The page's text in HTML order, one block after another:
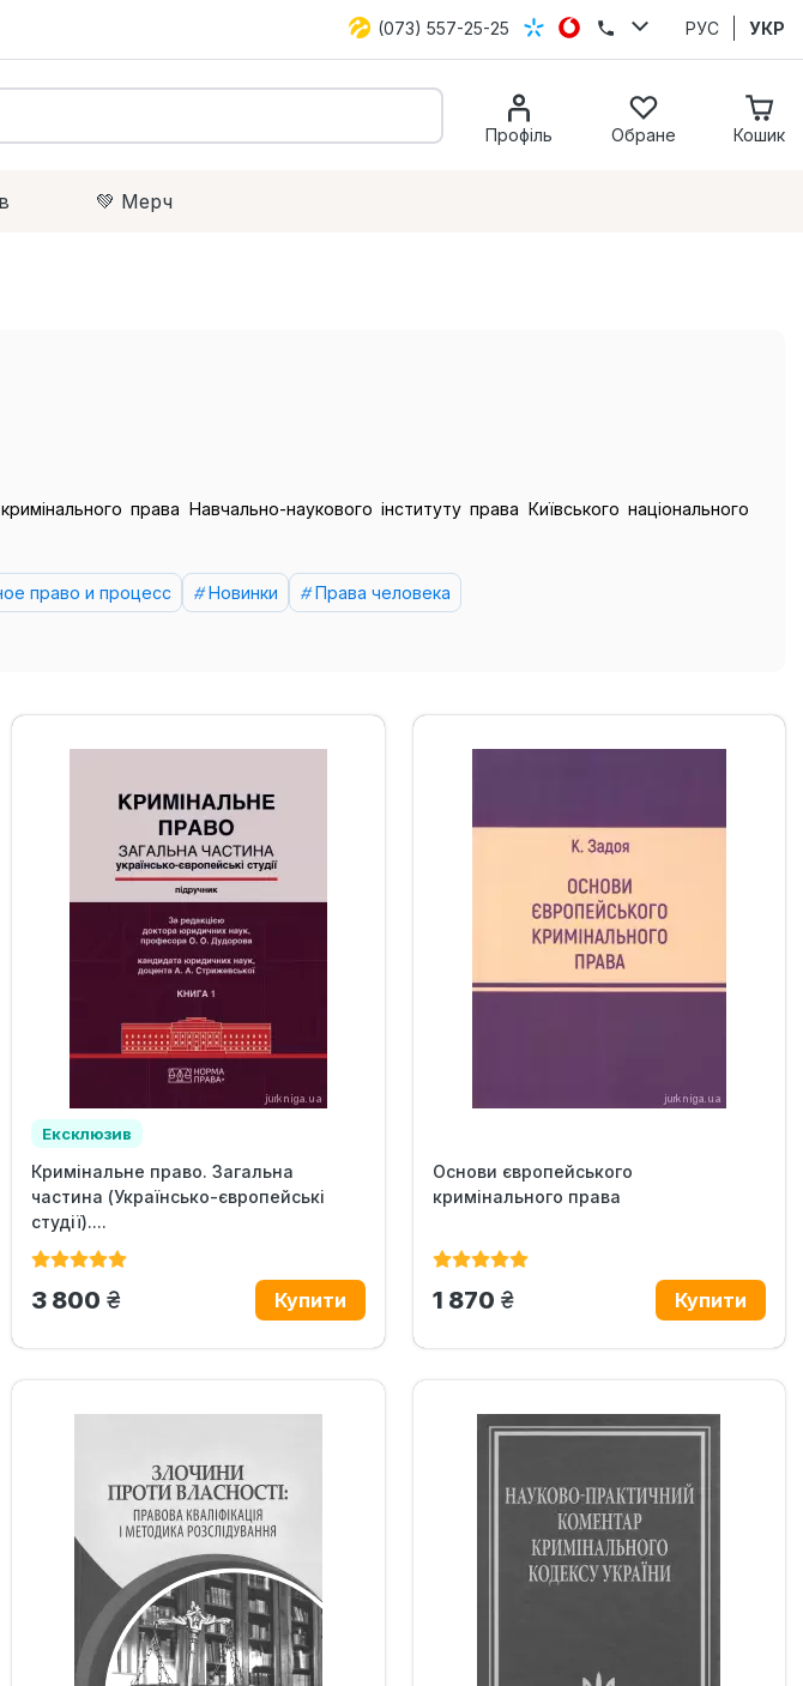
(073) 557-25-25 РУС УКР
Профіль Обране Кошик
💚 Мерч
права Навчально-наукового інституту права Київського національного
право и процесс Новинки Права человека
Ексклюзив
Кримінальне право. Загальна
частина (Українсько-європейські
студії)....
3 800 грн.
Основи європейського
кримінального права
1 870 грн.